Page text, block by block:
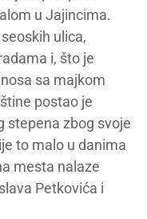
u Jajincima.
ulica,
i, što je
sa majkom
postao je
stepena zbog svoje
to malo u danima
mesta nalaze
Petkovića i